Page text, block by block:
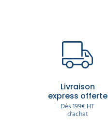
Livraison
express offerte
Dès 199€ HT
d'achat